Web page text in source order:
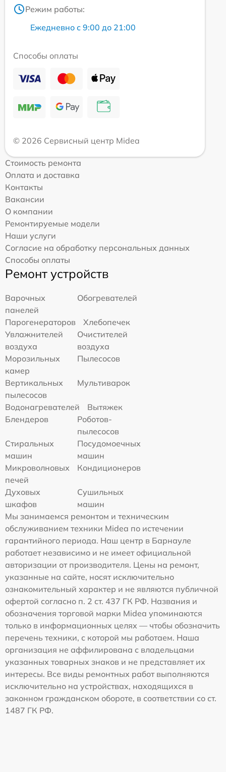
Режим работы:
Ежедневно с 9:00 до 21:00
Способы оплаты
© 2026 Сервисный центр Midea
Стоимость ремонта
Оплата и доставка
Контакты
Вакансии
О компании
Ремонтируемые модели
Наши услуги
Согласие на обработку персональных данных
Способы оплаты
Ремонт устройств
Варочных
панелей
Обогревателей
Парогенераторов
Хлебопечек
Увлажнителей
воздуха
Очистителей
воздуха
Морозильных
камер
Пылесосов
Вертикальных
пылесосов
Мультиварок
Водонагревателей
Вытяжек
Блендеров
Роботов-
пылесосов
Стиральных
машин
Посудомоечных
машин
Микроволновых
печей
Кондиционеров
Духовых
шкафов
Сушильных
машин
Мы занимаемся ремонтом и техническим
обслуживанием техники Midea по истечении
гарантийного периода. Наш центр в Барнауле
работает независимо и не имеет официальной
авторизации от производителя. Цены на ремонт,
указанные на сайте, носят исключительно
ознакомительный характер и не являются публичной
офертой согласно п. 2 ст. 437 ГК РФ. Названия и
обозначения торговой марки Midea упоминаются
только в информационных целях — чтобы обозначить
перечень техники, с которой мы работаем. Наша
организация не аффилирована с владельцами
указанных товарных знаков и не представляет их
интересы. Все виды ремонтных работ выполняются
исключительно на устройствах, находящихся в
законном гражданском обороте, в соответствии со ст.
1487 ГК РФ.